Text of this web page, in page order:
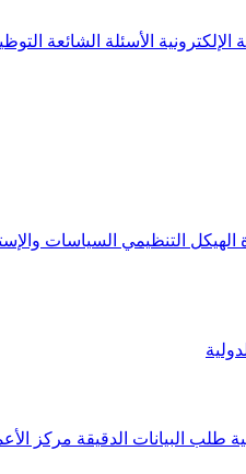
الإلكترونية الأسئلة الشائعة
الهيكل التنظيمي السياسات
طلب البيانات الدقيقة مركز